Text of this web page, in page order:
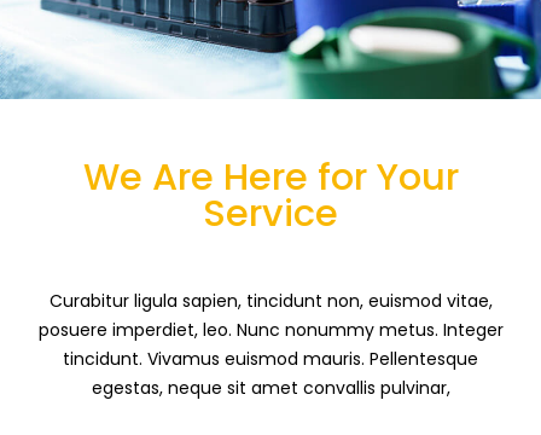
We Are Here for Your
Service
Curabitur ligula sapien, tincidunt non, euismod vitae,
posuere imperdiet, leo. Nunc nonummy metus. Integer
tincidunt. Vivamus euismod mauris. Pellentesque
egestas, neque sit amet convallis pulvinar,